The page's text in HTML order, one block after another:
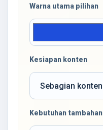
Warna utama pilihan
Kesiapan konten
Kebutuhan tambahan